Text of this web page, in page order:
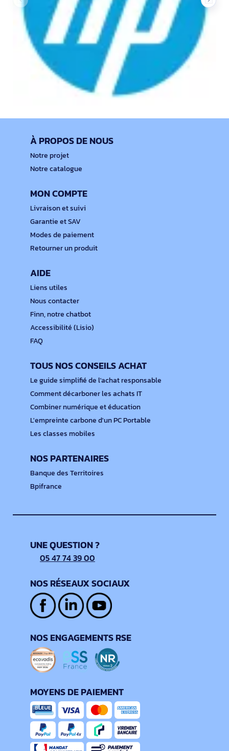
À PROPOS DE NOUS
Notre projet
Notre catalogue
MON COMPTE
Livraison et suivi
Garantie et SAV
Modes de paiement
Retourner un produit
AIDE
Liens utiles
Nous contacter
Finn, notre chatbot
Accessibilité (Lisio)
FAQ
TOUS NOS CONSEILS ACHAT
Le guide simplifié de l'achat responsable
Comment décarboner les achats IT
Combiner numérique et éducation
L'empreinte carbone d'un PC Portable
Les classes mobiles
NOS PARTENAIRES
Banque des Territoires
Bpifrance
UNE QUESTION ?
05 47 74 39 00
NOS RÉSEAUX SOCIAUX
NOS ENGAGEMENTS RSE
MOYENS DE PAIEMENT